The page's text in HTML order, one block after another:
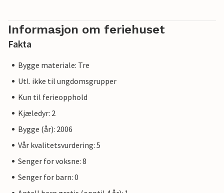
Informasjon om feriehuset
Fakta
Bygge materiale: Tre
Utl. ikke til ungdomsgrupper
Kun til ferieopphold
Kjæledyr: 2
Bygge (år): 2006
Vår kvalitetsvurdering: 5
Senger for voksne: 8
Senger for barn: 0